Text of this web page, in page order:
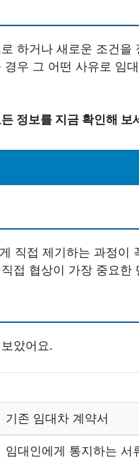
하거나 새로운 조건을
우 그 어떤 사유로 임
정보를 지금 확인해 보
직접 제기하는 과정이
접 협상이 가장 중요한
았어요.
기존 임대차 계약서
임대인에게 통지하는 서